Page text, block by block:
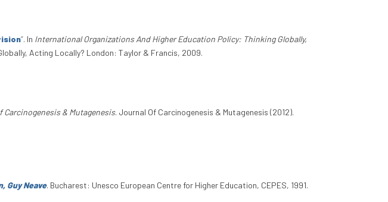
”. In International Organizations And Higher Education Policy: Thinking Globally,
Acting Locally? London: Taylor & Francis, 2009.
Carcinogenesis & Mutagenesis. Journal Of Carcinogenesis & Mutagenesis (2012).
Guy Neave. Bucharest: Unesco European Centre for Higher Education, CEPES, 1991.